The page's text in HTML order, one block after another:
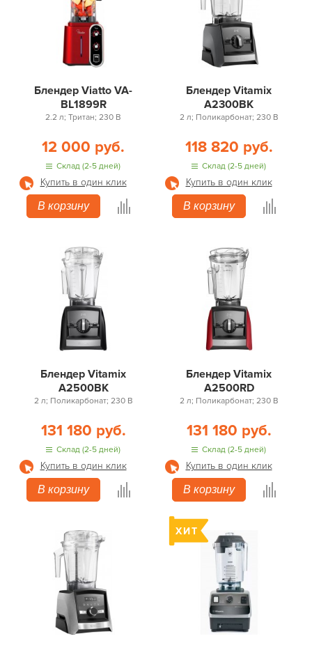
Блендер Viatto VA-
BL1899R
2.2 л; Тритан; 230 В
12 000 руб.
Склад (2-5 дней)
Купить в один клик
В корзину
Блендер Vitamix
A2300BK
2 л; Поликарбонат; 230 В
118 820 руб.
Склад (2-5 дней)
Купить в один клик
В корзину
Блендер Vitamix
A2500BK
2 л; Поликарбонат; 230 В
131 180 руб.
Склад (2-5 дней)
Купить в один клик
В корзину
Блендер Vitamix
A2500RD
2 л; Поликарбонат; 230 В
131 180 руб.
Склад (2-5 дней)
Купить в один клик
В корзину